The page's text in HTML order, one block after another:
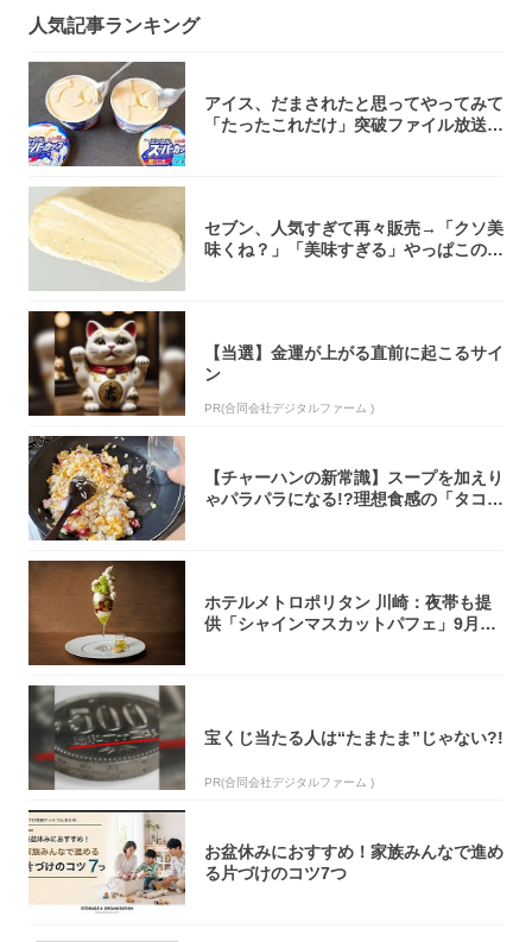
人気記事ランキング
アイス、だまされたと思ってやってみて
「たったこれだけ」突破ファイル放送で
セブン、人気すぎて再々販売→「クソ美
味くね？」「美味すぎる」やっぱこのク
【当選】金運が上がる直前に起こるサイ
ン
PR(合同会社デジタルファーム )
【チャーハンの新常識】スープを加えり
ゃパラパラになる!?理想食感の「タコチ
ホテルメトロポリタン 川崎：夜帯も提
供「シャインマスカットパフェ」9月1
宝くじ当たる人は“たまたま”じゃない?!
PR(合同会社デジタルファーム )
お盆休みにおすすめ！家族みんなで進め
る片づけのコツ7つ